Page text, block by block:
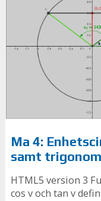
Ma 4:
samt
HTML5 version 3
cos v och tan v